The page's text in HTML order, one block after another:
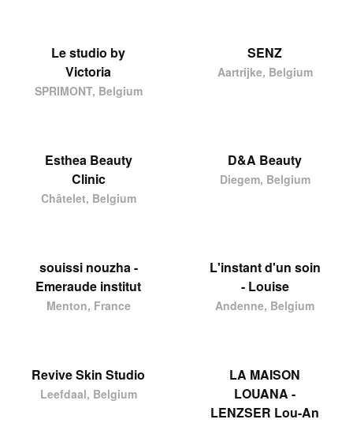
Le studio by
Victoria
SPRIMONT, Belgium
SENZ
Aartrijke, Belgium
Esthea Beauty
Clinic
Châtelet, Belgium
D&A Beauty
Diegem, Belgium
souissi nouzha -
Emeraude institut
Menton, France
L'instant d'un soin
- Louise
Andenne, Belgium
Revive Skin Studio
Leefdaal, Belgium
LA MAISON
LOUANA -
LENZSER Lou-An